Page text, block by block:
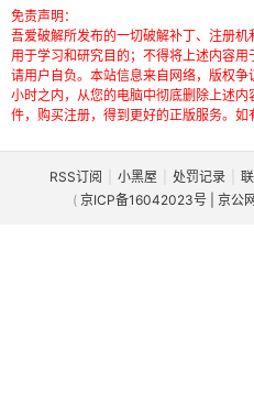
免责声明：
吾爱破解所发布的一切破解补丁、注册
用于学习和研究目的；不得将上述内容
请用户自负。本站信息来自网络，版权
小时之内，从您的电脑中彻底删除上述
件，购买注册，得到更好的正版服务。如
RSS订阅 小黑屋 处罚记录
( 京ICP备16042023号 | 京公